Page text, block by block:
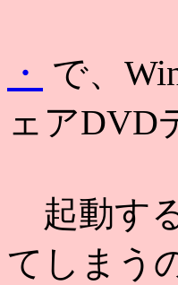
・
で、
ェアDVD
起動す
てしまう